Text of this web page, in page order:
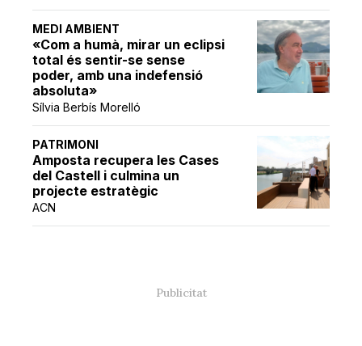
MEDI AMBIENT
«Com a humà, mirar un eclipsi
total és sentir-se sense
poder, amb una indefensió
absoluta»
Sílvia Berbís Morelló
PATRIMONI
Amposta recupera les Cases
del Castell i culmina un
projecte estratègic
ACN